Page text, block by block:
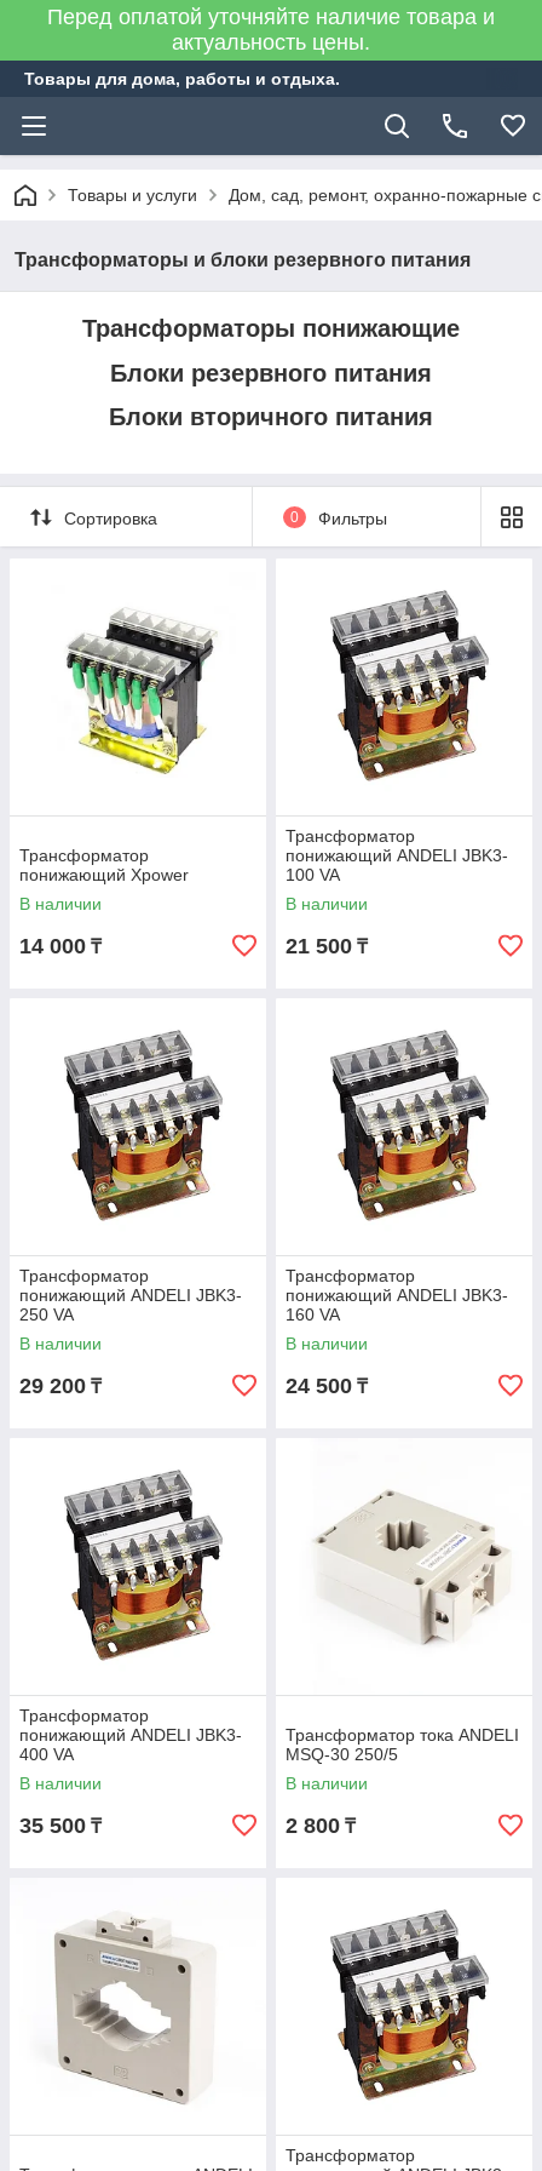
Перед оплатой уточняйте наличие товара и
актуальность цены.
Товары для дома, работы и отдыха.
Товары и услуги Дом, сад, ремонт, охранно-пожарные
Трансформаторы и блоки резервного питания
Трансформаторы понижающие
Блоки резервного питания
Блоки вторичного питания
Сортировка 0 Фильтры
Трансформатор
понижающий Xpower
В наличии
14 000 ₸
Трансформатор
понижающий ANDELI JBK3-
100 VA
В наличии
21 500 ₸
Трансформатор
понижающий ANDELI JBK3-
250 VA
В наличии
29 200 ₸
Трансформатор
понижающий ANDELI JBK3-
160 VA
В наличии
24 500 ₸
Трансформатор
понижающий ANDELI JBK3-
400 VA
В наличии
35 500 ₸
Трансформатор тока ANDELI
MSQ-30 250/5
В наличии
2 800 ₸
Трансформатор